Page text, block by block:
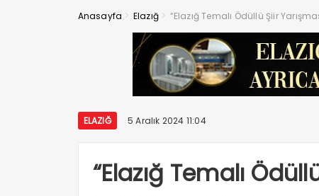
Anasayfa > Elazığ > “Elazığ Temalı Ödüllü Şiir
ELAZIĞ 5 Aralık 2024 11:04
“Elazığ Temalı